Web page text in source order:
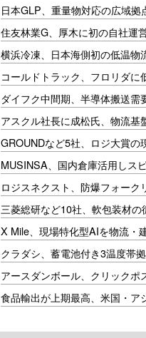
日本GLP、重量物対応の広域拠
住友林業G、厚木に初の自社運
横浜冷凍、日本海側初の低温物
コールドトラック、フロリダに
ダイフク中間期、半導体搬送需
アスクル社長に成松氏、物流基
GROUNDなど5社、ロジ大賞の
MUSINSA、国内倉庫活用しス
ロジスネクスト、防爆フォーク
三菱総研など10社、軟包装材の
X Mile、現場特化型AIを物流・
クラダシ、蓄電池付き3温度帯
アースダンボール、クリックポ
食品輸出が上期最高、米国・ア